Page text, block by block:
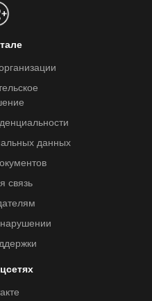
данных
связь